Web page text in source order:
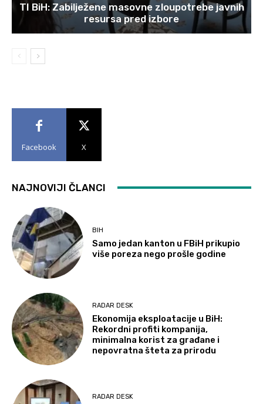
TI BiH: Zabilježene masovne zloupotrebe javnih
resursa pred izbore
Facebook X
NAJNOVIJI ČLANCI
BIH
Samo jedan kanton u FBiH prikupio
više poreza nego prošle godine
RADAR DESK
Ekonomija eksploatacije u BiH:
Rekordni profiti kompanija,
minimalna korist za građane i
nepovratna šteta za prirodu
RADAR DESK